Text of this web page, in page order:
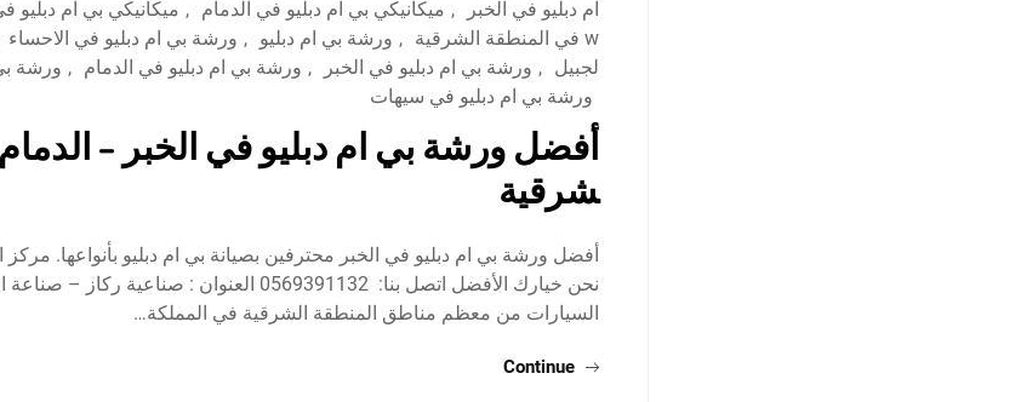
ام دبليو في الخبر
, ميكانيكي بي ام دبليو في الدمام , ميكانيكي بي ام دبليو
w في المنطقة الشرقية
, ورشة بي ام دبليو , ورشة بي ام دبليو في الاحساء
لجبيل , ورشة بي ام دبليو في الخبر , ورشة بي ام دبليو في الدمام , ورشة
ورشة بي ام دبليو في سيهات
أفضل ورشة بي ام دبليو في الخبر –
شرقية
أفضل ورشة بي ام دبليو في الخبر محترفين بصيانة بي ام دبليو بأنواعها. مركز
نحن خيارك الأفضل اتصل بنا: 0569391132 العنوان :
السيارات من معظم مناطق المنطقة الشرقية في المملكة…
Continue